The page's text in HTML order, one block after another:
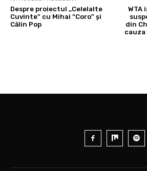
Despre proiectul ,,Celelalte
Cuvinte” cu Mihai “Coro” și
Călin Pop
WTA
din